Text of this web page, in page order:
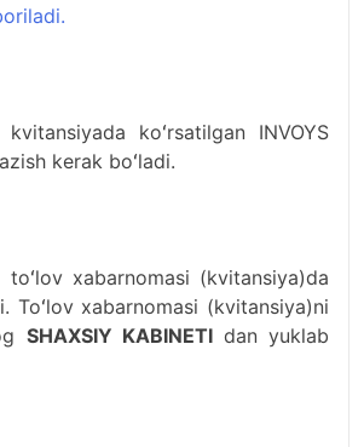
koʻrsatilgan INVOYS
kerak boʻladi.
toʻlov xabarnomasi (kvitansiya)da
Toʻlov xabarnomasi (kvitansiya)ni
SHAXSIY KABINETIdan yuklab